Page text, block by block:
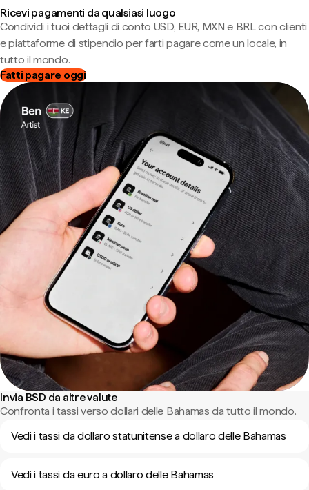
Ricevi pagamenti da qualsiasi luogo
Condividi i tuoi dettagli di conto USD, EUR, MXN e BRL con clienti
e piattaforme di stipendio per farti pagare come un locale, in
tutto il mondo.
Fatti pagare oggi
Invia BSD da altre valute
Confronta i tassi verso dollari delle Bahamas da tutto il mondo.
Vedi i tassi da dollaro statunitense a dollaro delle Bahamas
Vedi i tassi da euro a dollaro delle Bahamas